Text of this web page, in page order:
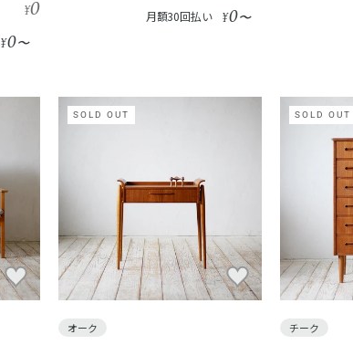
¥0
¥0〜
月額30回払い ¥0〜
SOLD OUT
オーク
SOLD OUT
チーク